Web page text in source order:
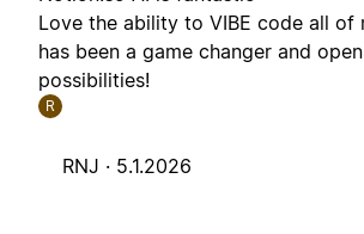
Love the ability to VIBE code all of
has been a game changer and
possibilities!
R
RNJ · 5.1.2026